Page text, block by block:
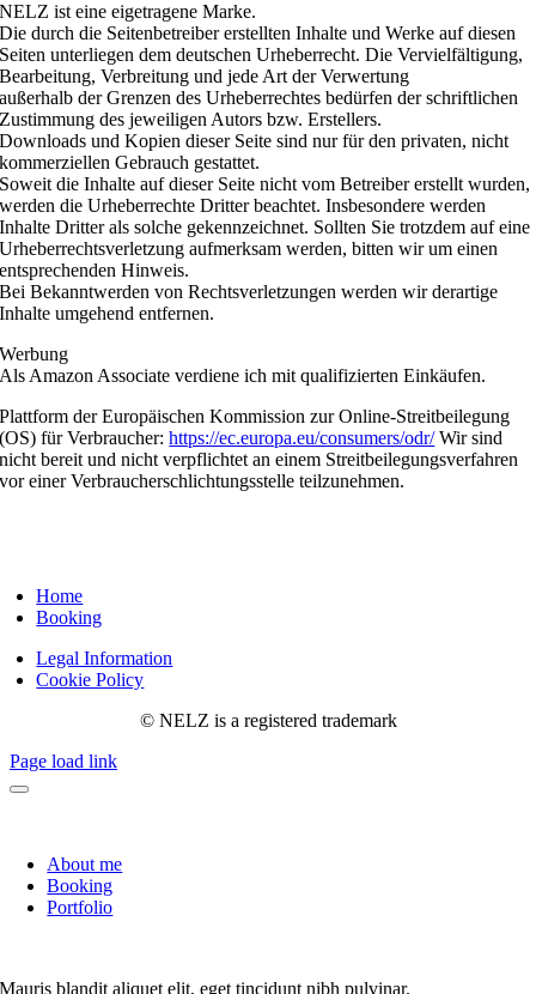
NELZ ist eine eigetragene Marke.
Die durch die Seitenbetreiber erstellten Inhalte und Werke auf diesen
Seiten unterliegen dem deutschen Urheberrecht. Die Vervielfältigung,
Bearbeitung, Verbreitung und jede Art der Verwertung
außerhalb der Grenzen des Urheberrechtes bedürfen der schriftlichen
Zustimmung des jeweiligen Autors bzw. Erstellers.
Downloads und Kopien dieser Seite sind nur für den privaten, nicht
kommerziellen Gebrauch gestattet.
Soweit die Inhalte auf dieser Seite nicht vom Betreiber erstellt wurden,
werden die Urheberrechte Dritter beachtet. Insbesondere werden
Inhalte Dritter als solche gekennzeichnet. Sollten Sie trotzdem auf eine
Urheberrechtsverletzung aufmerksam werden, bitten wir um einen
entsprechenden Hinweis.
Bei Bekanntwerden von Rechtsverletzungen werden wir derartige
Inhalte umgehend entfernen.
Werbung
Als Amazon Associate verdiene ich mit qualifizierten Einkäufen.
Plattform der Europäischen Kommission zur Online-Streitbeilegung
(OS) für Verbraucher:https://ec.europa.eu/consumers/odr/Wir sind
nicht bereit und nicht verpflichtet an einem Streitbeilegungsverfahren
vor einer Verbraucherschlichtungsstelle teilzunehmen.
Home
Booking
Legal Information
Cookie Policy
© NELZ is a registered trademark
Page load link
About me
Booking
Portfolio
Mauris blandit aliquet elit, eget tincidunt nibh pulvinar.